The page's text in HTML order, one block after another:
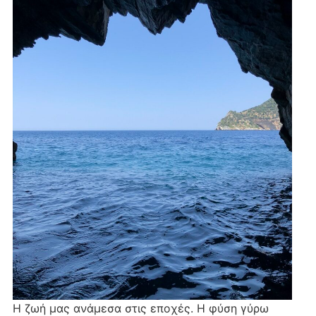
Η ζωή μας ανάμεσα στις εποχές. Η φύση γύρω